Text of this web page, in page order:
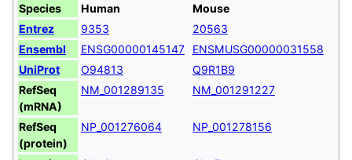
Species
Human
Mouse
Entrez
9353
20563
Ensembl
ENSG00000145147
ENSMUSG00000031558
UniProt
O94813
Q9R1B9
RefSeq
(mRNA)
NM_001289135 NM_001291227
RefSeq
(protein)
NP_001276064 NP_001278156